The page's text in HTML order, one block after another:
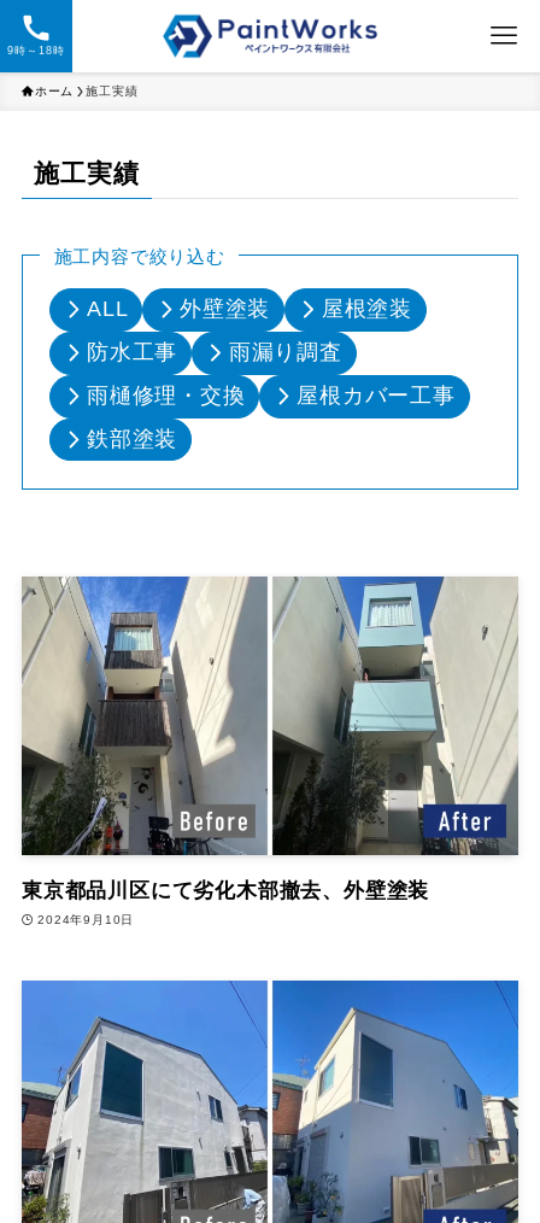
9時～18時
ホーム 施工実績
施工実績
施工内容で絞り込む
ALL 外壁塗装
屋根塗装
防水工事
雨漏り調査
雨樋修理・交換
屋根カバー工事
鉄部塗装
東京都品川区にて劣化木部撤去、外壁塗装
2024年9月10日